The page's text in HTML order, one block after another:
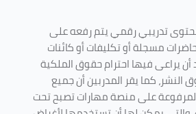
تدريبي رقمي يتم رفعه على
مسجلة أو تكليفات أو كائنات
أن يراعى فيها احترام حقوق الملكية
كما يقر المدربين أن جميع
المرفوعة على منصة مهارات تصبح تحت